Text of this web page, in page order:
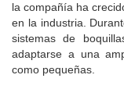
la compañía ha
en la industria.
sistemas de
adaptarse a una
como pequeñas.